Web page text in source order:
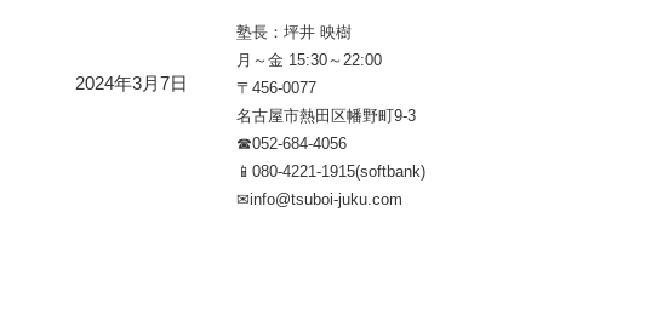
2024年3月7日
塾長：坪井 映樹
月～金 15:30～22:00
〒456-0077
名古屋市熱田区幡野町9-3
☎052-684-4056
📱080-4221-1915(softbank)
✉info@tsuboi-juku.com